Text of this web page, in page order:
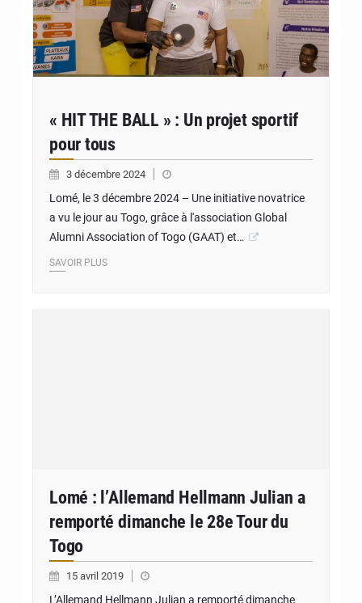
« HIT THE BALL » : Un projet sportif
pour tous
3 décembre 2024
Lomé, le 3 décembre 2024 – Une initiative novatrice
a vu le jour au Togo, grâce à l'association Global
Alumni Association of Togo (GAAT) et…
SAVOIR PLUS
Lomé : l’Allemand Hellmann Julian a
remporté dimanche le 28e Tour du
Togo
15 avril 2019
L’Allemand Hellmann Julian a remporté dimanche